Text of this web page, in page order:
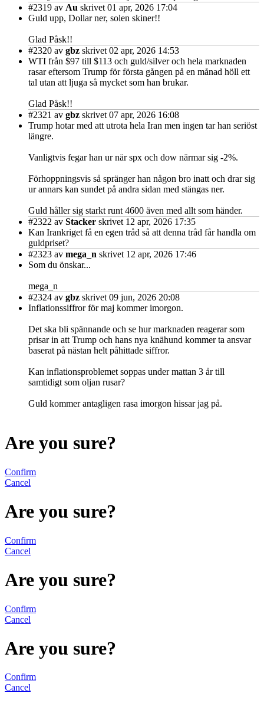
#2319 av Au skrivet 01 apr, 2026 17:04
Guld upp, Dollar ner, solen skiner!!
Glad Påsk!!
#2320 av gbz skrivet 02 apr, 2026 14:53
WTI från $97 till $113 och guld/silver och hela marknaden
rasar eftersom Trump för första gången på en månad höll ett
tal utan att ljuga så mycket som han brukar.
Glad Påsk!!
#2321 av gbz skrivet 07 apr, 2026 16:08
Trump hotar med att utrota hela Iran men ingen tar han seriöst
längre.
Vanligtvis fegar han ur när spx och dow närmar sig -2%.
Förhoppningsvis så spränger han någon bro inatt och drar sig
ur annars kan sundet på andra sidan med stängas ner.
Guld håller sig starkt runt 4600 även med allt som händer.
#2322 av Stacker skrivet 12 apr, 2026 17:35
Kan Irankriget få en egen tråd så att denna tråd får handla om
guldpriset?
#2323 av mega_n skrivet 12 apr, 2026 17:46
Som du önskar...
mega_n
#2324 av gbz skrivet 09 jun, 2026 20:08
Inflationssiffror för maj kommer imorgon.
Det ska bli spännande och se hur marknaden reagerar som
prisar in att Trump och hans nya knähund kommer ta ansvar
baserat på nästan helt påhittade siffror.
Kan inflationsproblemet soppas under mattan 3 år till
samtidigt som oljan rusar?
Guld kommer antagligen rasa imorgon hissar jag på.
Are you sure?
Confirm
Cancel
Are you sure?
Confirm
Cancel
Are you sure?
Confirm
Cancel
Are you sure?
Confirm
Cancel